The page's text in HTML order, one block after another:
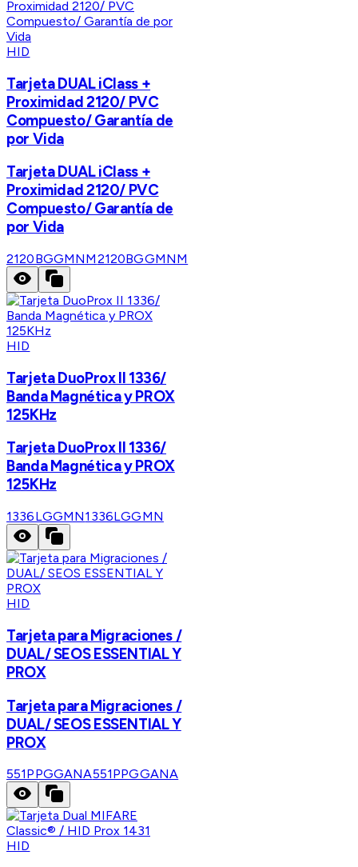
HID
Tarjeta DUAL iClass +
Proximidad 2120/ PVC
Compuesto/ Garantía de
por Vida
Tarjeta DUAL iClass +
Proximidad 2120/ PVC
Compuesto/ Garantía de
por Vida
2120BGGMNM2120BGGMNM
HID
Tarjeta DuoProx II 1336/
Banda Magnética y PROX
125KHz
Tarjeta DuoProx II 1336/
Banda Magnética y PROX
125KHz
1336LGGMN1336LGGMN
HID
Tarjeta para Migraciones /
DUAL/ SEOS ESSENTIAL Y
PROX
Tarjeta para Migraciones /
DUAL/ SEOS ESSENTIAL Y
PROX
551PPGGANA551PPGGANA
HID